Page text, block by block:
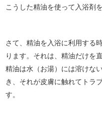
こうした精油を使って入浴剤
さて、精油を入浴に利用する
ります。それは、精油だけを
精油は水（お湯）には溶けな
き、それが皮膚に触れてトラ
す。